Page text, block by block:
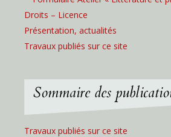
Droits – Licence
Présentation, actualités
Travaux publiés sur ce site
Sommaire des
Travaux publiés sur ce site